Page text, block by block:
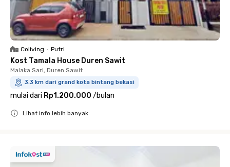
Coliving • Putri
Kost Tamala House Duren Sawit
Malaka Sari, Duren Sawit
3.3 km dari grand kota bintang bekasi
mulai dari Rp1.200.000 /bulan
Lihat info lebih banyak